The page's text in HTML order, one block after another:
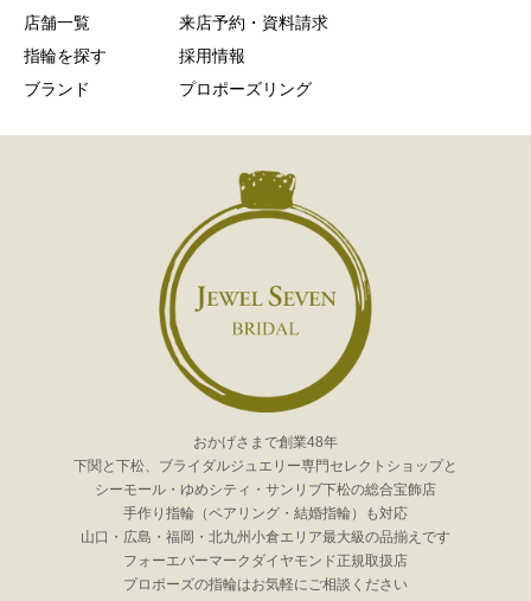
店舗一覧
指輪を探す
ブランド
来店予約・資料請求
採用情報
プロポーズリング
おかげさまで創業48年
下関と下松、ブライダルジュエリー専門セレクトショップと
シーモール・ゆめシティ・サンリブ下松の総合宝飾店
手作り指輪（ペアリング・結婚指輪）も対応
山口・広島・福岡・北九州小倉エリア最大級の品揃えです
フォーエバーマークダイヤモンド正規取扱店
プロポーズの指輪はお気軽にご相談ください